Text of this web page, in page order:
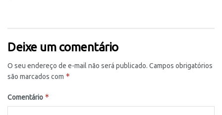
Deixe um comentário
O seu endereço de e-mail não será publicado. Campos obrigatórios
são marcados com *
Comentário *